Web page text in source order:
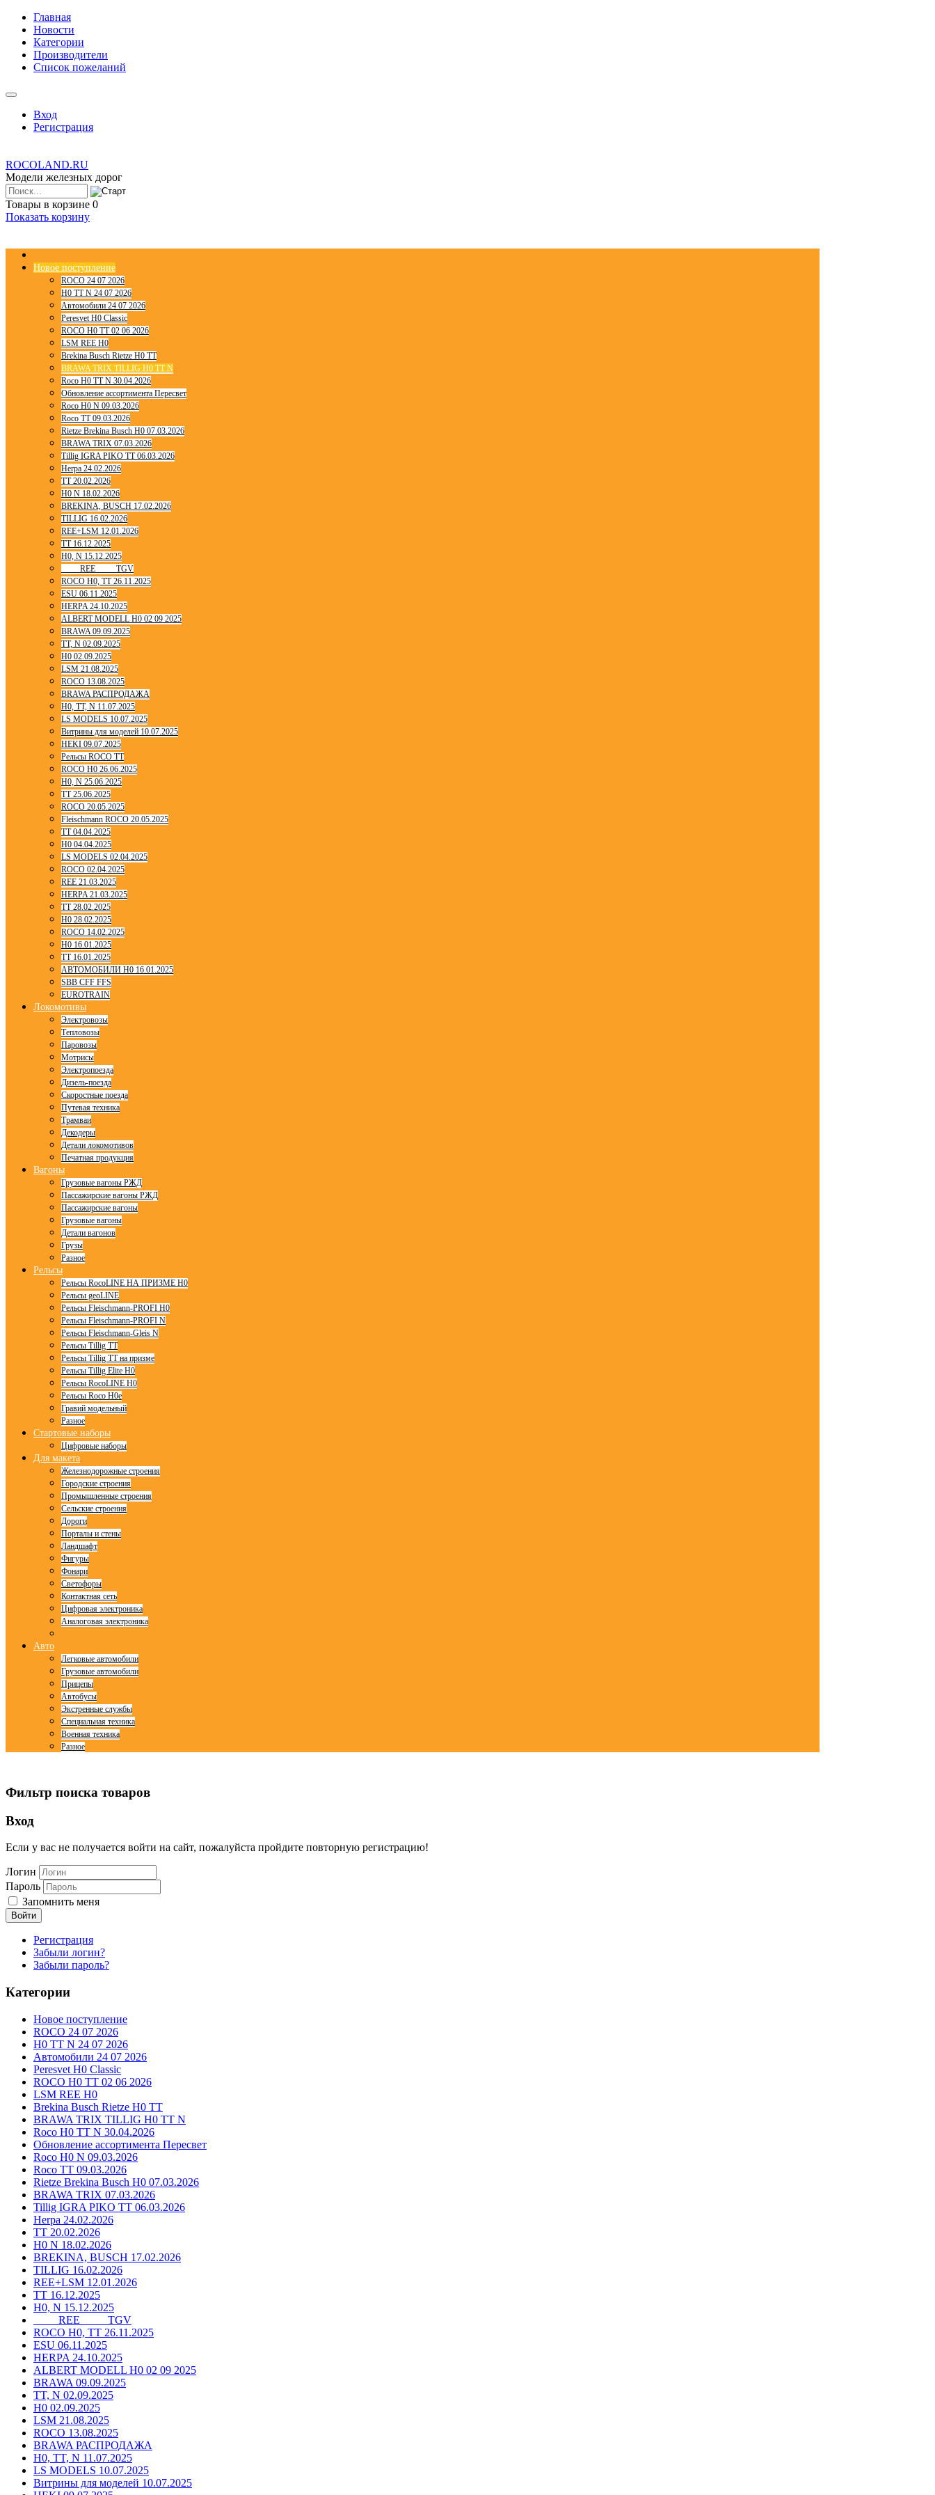
Главная
Новости
Категории
Производители
Список пожеланий
Вход
Регистрация
ROCOLAND.RU
Модели железных дорог
Товары в корзине 0
Показать корзину
Новое поступление
ROCO 24 07 2026
H0 TT N 24 07 2026
Автомобили 24 07 2026
Peresvet H0 Classic
ROCO H0 TT 02 06 2026
LSM REE H0
Brekina Busch Rietze H0 TT
BRAWA TRIX TILLIG H0 TT N
Roco H0 TT N 30.04.2026
Обновление ассортимента Пересвет
Roco H0 N 09.03.2026
Roco TT 09.03.2026
Rietze Brekina Busch H0 07.03.2026
BRAWA TRIX 07.03.2026
Tillig IGRA PIKO TT 06.03.2026
Herpa 24.02.2026
TT 20.02.2026
H0 N 18.02.2026
BREKINA, BUSCH 17.02.2026
TILLIG 16.02.2026
REE+LSM 12.01.2026
TT 16.12.2025
H0, N 15.12.2025
____ REE ____ TGV
ROCO H0, TT 26.11.2025
ESU 06.11.2025
HERPA 24.10.2025
ALBERT MODELL H0 02 09 2025
BRAWA 09.09.2025
TT, N 02.09.2025
H0 02.09.2025
LSM 21.08.2025
ROCO 13.08.2025
BRAWA РАСПРОДАЖА
H0, TT, N 11.07.2025
LS MODELS 10.07.2025
Витрины для моделей 10.07.2025
HEKI 09.07.2025
Рельсы ROCO TT
ROCO H0 26.06.2025
H0, N 25.06.2025
TT 25.06.2025
ROCO 20.05.2025
Fleischmann ROCO 20.05.2025
TT 04.04.2025
H0 04.04.2025
LS MODELS 02.04.2025
ROCO 02.04.2025
REE 21.03.2025
HERPA 21.03.2025
TT 28.02.2025
H0 28.02.2025
ROCO 14.02.2025
H0 16.01.2025
TT 16.01.2025
АВТОМОБИЛИ H0 16.01.2025
SBB CFF FFS
EUROTRAIN
Локомотивы
Электровозы
Тепловозы
Паровозы
Мотрисы
Электропоезда
Дизель-поезда
Скоростные поезда
Путевая техника
Трамваи
Декодеры
Детали локомотивов
Печатная продукция
Вагоны
Грузовые вагоны РЖД
Пассажирские вагоны РЖД
Пассажирские вагоны
Грузовые вагоны
Детали вагонов
Грузы
Разное
Рельсы
Рельсы RocoLINE НА ПРИЗМЕ H0
Рельсы geoLINE
Рельсы Fleischmann-PROFI H0
Рельсы Fleischmann-PROFI N
Рельсы Fleischmann-Gleis N
Рельсы Tillig TT
Рельсы Tillig TT на призме
Рельсы Tillig Elite H0
Рельсы RocoLINE H0
Рельсы Roco H0e
Гравий модельный
Разное
Стартовые наборы
Цифровые наборы
Для макета
Железнодорожные строения
Городские строения
Промышленные строения
Сельские строения
Дороги
Порталы и стены
Ландшафт
Фигуры
Фонари
Светофоры
Контактная сеть
Цифровая электроника
Аналоговая электроника
Авто
Легковые автомобили
Грузовые автомобили
Прицепы
Автобусы
Экстренные службы
Специальная техника
Военная техника
Разное
Фильтр поиска товаров
Вход
Если у вас не получается войти на сайт, пожалуйста пройдите повторную регистрацию!
Логин
Пароль
Запомнить меня
Войти
Регистрация
Забыли логин?
Забыли пароль?
Категории
Новое поступление
ROCO 24 07 2026
H0 TT N 24 07 2026
Автомобили 24 07 2026
Peresvet H0 Classic
ROCO H0 TT 02 06 2026
LSM REE H0
Brekina Busch Rietze H0 TT
BRAWA TRIX TILLIG H0 TT N
Roco H0 TT N 30.04.2026
Обновление ассортимента Пересвет
Roco H0 N 09.03.2026
Roco TT 09.03.2026
Rietze Brekina Busch H0 07.03.2026
BRAWA TRIX 07.03.2026
Tillig IGRA PIKO TT 06.03.2026
Herpa 24.02.2026
TT 20.02.2026
H0 N 18.02.2026
BREKINA, BUSCH 17.02.2026
TILLIG 16.02.2026
REE+LSM 12.01.2026
TT 16.12.2025
H0, N 15.12.2025
____ REE ____ TGV
ROCO H0, TT 26.11.2025
ESU 06.11.2025
HERPA 24.10.2025
ALBERT MODELL H0 02 09 2025
BRAWA 09.09.2025
TT, N 02.09.2025
H0 02.09.2025
LSM 21.08.2025
ROCO 13.08.2025
BRAWA РАСПРОДАЖА
H0, TT, N 11.07.2025
LS MODELS 10.07.2025
Витрины для моделей 10.07.2025